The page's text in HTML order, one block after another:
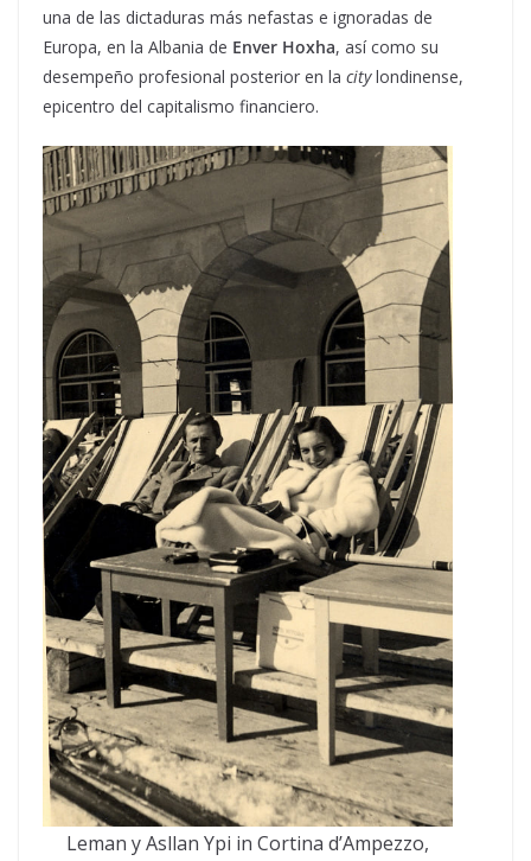
una de las dictaduras más nefastas e ignoradas de
Europa, en la Albania de Enver Hoxha, así como su
desempeño profesional posterior en la citylondinense,
epicentro del capitalismo financiero.
Leman y Asllan Ypi in Cortina d’Ampezzo,